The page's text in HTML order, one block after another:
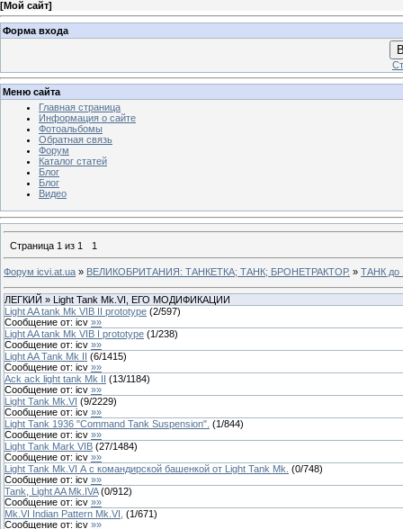
[Мой сайт]
Форма входа
Меню сайта
Главная страница
Информация о сайте
Фотоальбомы
Обратная связь
Форум
Каталог статей
Блог
Блог
Видео
Страница 1 из 1 1
Форум icvi.at.ua » ВЕЛИКОБРИТАНИЯ: ТАНКЕТКА; ТАНК; БРОНЕТРАКТОР. » ТАНК до
ЛЕГКИЙ » Light Tank Mk.VI, ЕГО МОДИФИКАЦИИ
Light AA tank Mk VIB ІІ prototype (2/597)
Сообщение от: icv »»
Light AA tank Mk VIB І prototype (1/238)
Сообщение от: icv »»
Light AA Tank Mk II (6/1415)
Сообщение от: icv »»
Ack ack light tank Mk II (13/1184)
Сообщение от: icv »»
Light Tank Mk.VI (9/2229)
Сообщение от: icv »»
Light Tank 1936 "Command Tank Suspension". (1/844)
Сообщение от: icv »»
Light Tank Mark VIB (27/1484)
Сообщение от: icv »»
Light Tank Mk.VI А с командирской башенкой от Light Tank Mk. (0/748)
Сообщение от: icv »»
Tank, Light AA Mk.IVA (0/912)
Сообщение от: icv »»
Mk.VI Indian Pattern Mk.VI, (1/671)
Сообщение от: icv »»